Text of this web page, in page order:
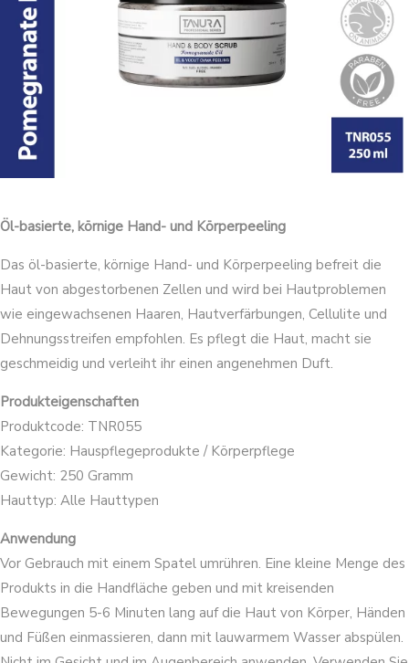
Öl-basierte, körnige Hand- und Körperpeeling
Das öl-basierte, körnige Hand- und Körperpeeling befreit die
Haut von abgestorbenen Zellen und wird bei Hautproblemen
wie eingewachsenen Haaren, Hautverfärbungen, Cellulite und
Dehnungsstreifen empfohlen. Es pflegt die Haut, macht sie
geschmeidig und verleiht ihr einen angenehmen Duft.
Produkteigenschaften
Produktcode: TNR055
Kategorie: Hauspflegeprodukte / Körperpflege
Gewicht: 250 Gramm
Hauttyp: Alle Hauttypen
Anwendung
Vor Gebrauch mit einem Spatel umrühren. Eine kleine Menge des
Produkts in die Handfläche geben und mit kreisenden
Bewegungen 5-6 Minuten lang auf die Haut von Körper, Händen
und Füßen einmassieren, dann mit lauwarmem Wasser abspülen.